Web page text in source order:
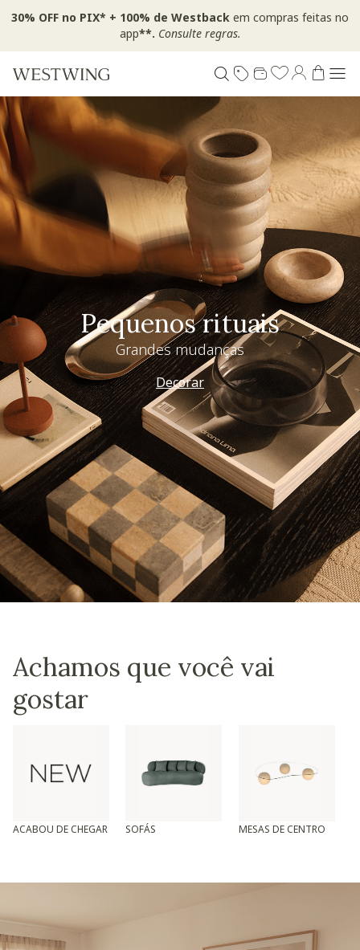
30% OFF no PIX* + 100% de Westback em compras feitas no
app**. Consulte regras.
Pequenos rituais
Grandes mudanças
Decorar
Achamos que você vai
gostar
ACABOU DE CHEGAR SOFÁS MESAS DE CENTRO